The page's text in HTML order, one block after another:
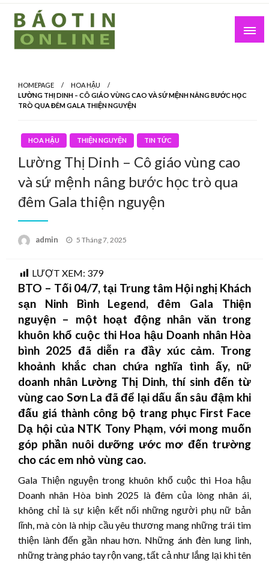
Skip
content
HOMEPAGE
HOA HẬU
LƯỜNG THỊ DINH – CÔ GIÁO VÙNG CAO VÀ SỨ MỆNH NÂNG BƯỚC HỌC
TRÒ QUA ĐÊM GALA THIỆN NGUYỆN
HOA HẬU THIỆN NGUYỆN TIN TỨC
Lường Thị Dinh – Cô giáo vùng cao
và sứ mệnh nâng bước học trò qua
đêm Gala thiện nguyện
admin
Posted
5 Tháng 7, 2025
LƯỢT XEM: 379
BTO – Tối 04/7, tại Trung tâm Hội nghị Khách
sạn Ninh Bình Legend, đêm Gala Thiện
nguyện – một hoạt động nhân văn trong
khuôn khổ cuộc thi Hoa hậu Doanh nhân Hòa
bình 2025 đã diễn ra đầy xúc cảm. Trong
khoảnh khắc chan chứa nghĩa tình ấy, nữ
doanh nhân Lường Thị Dinh, thí sinh đến từ
vùng cao Sơn La đã để lại dấu ấn sâu đậm khi
đấu giá thành công bộ trang phục First Face
Dạ hội của NTK Tony Phạm, với mong muốn
góp phần nuôi dưỡng ước mơ đến trường
cho các em nhỏ vùng cao.
Gala Thiện nguyện trong khuôn khổ cuộc thi Hoa hậu
Doanh nhân Hòa bình 2025 là đêm của lòng nhân ái,
không chỉ là sự kiện kết nối những người phụ nữ bản
lĩnh, mà còn là nhịp cầu yêu thương mang những trái tim
thiện lành đến gần nhau hơn. Những ánh đèn lung linh,
những tràng pháo tay rộn vang, tất cả như lắng lại khi tên